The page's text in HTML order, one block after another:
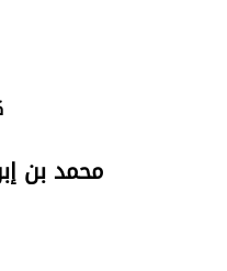
محمد بن